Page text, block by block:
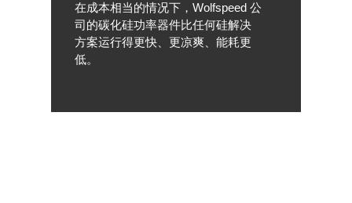
在成本相当的情况下，Wolfspeed 公
司的碳化硅功率器件比任何硅解决
方案运行得更快、更凉爽、能耗更
低。